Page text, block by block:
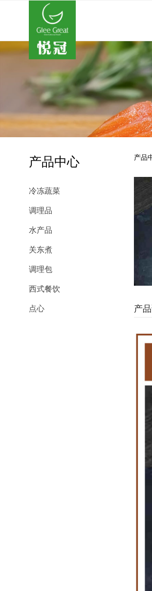
产品中心
冷冻蔬菜
调理品
水产品
关东煮
调理包
西式餐饮
点心
产品
产